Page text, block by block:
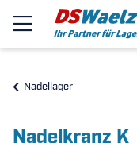
Nadellager
Nadelkranz K